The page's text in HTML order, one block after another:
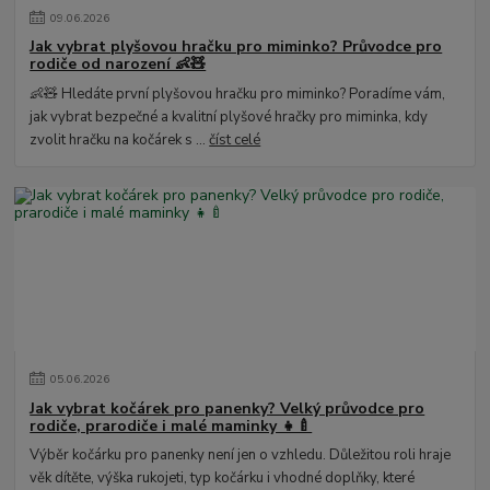
09.06.2026
Jak vybrat plyšovou hračku pro miminko? Průvodce pro
rodiče od narození 👶🧸
👶🧸 Hledáte první plyšovou hračku pro miminko? Poradíme vám,
jak vybrat bezpečné a kvalitní plyšové hračky pro miminka, kdy
zvolit hračku na kočárek s ...číst celé
05.06.2026
Jak vybrat kočárek pro panenky? Velký průvodce pro
rodiče, prarodiče i malé maminky 👧🍼
Výběr kočárku pro panenky není jen o vzhledu. Důležitou roli hraje
věk dítěte, výška rukojeti, typ kočárku i vhodné doplňky, které